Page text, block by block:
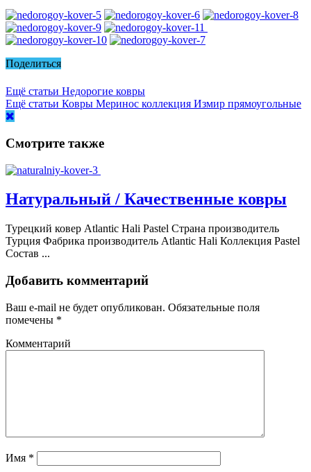
Поделиться
Ещё статьи Недорогие ковры
Ещё статьи Ковры Меринос коллекция Измир прямоугольные
Смотрите также
Натуральный / Качественные ковры
Турецкий ковер Atlantic Hali Pastel Страна производитель
Турция Фабрика производитель Atlantic Hali Коллекция Pastel
Состав ...
Добавить комментарий
Ваш e-mail не будет опубликован. Обязательные поля
помечены *
Комментарий
Имя *